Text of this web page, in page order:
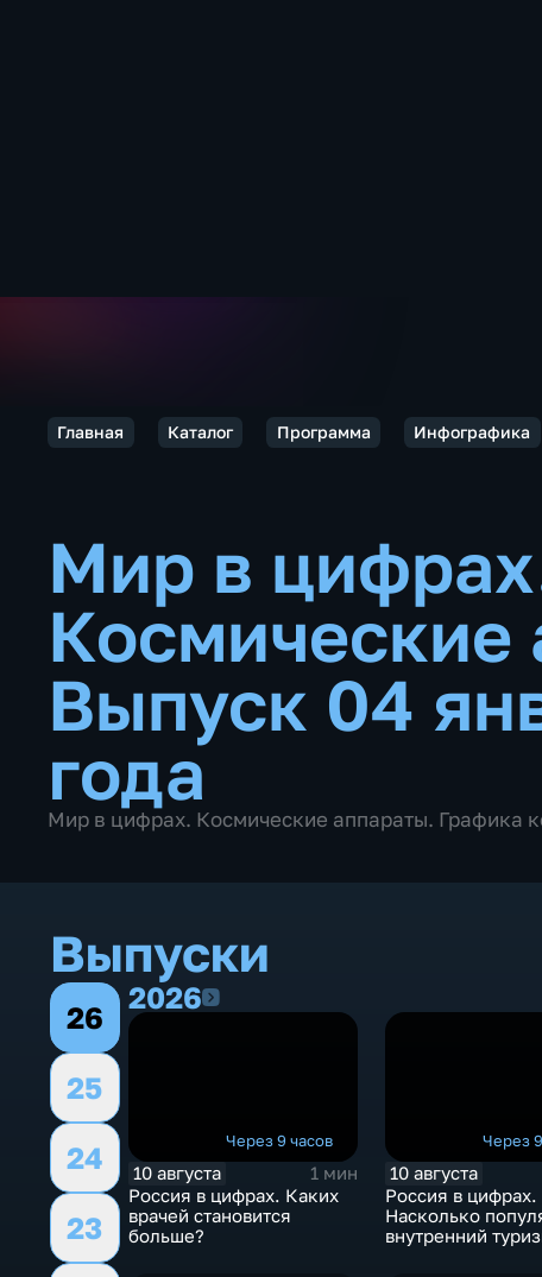
Главная Каталог Программа Инфографика
Мир в
Космические
Выпуск 04
года
Мир в цифрах. Космические аппараты. Графика
Выпуски
26
25
24
23
20262026
Через 9 часов
10 августа
1 мин
Россия в цифрах. Каких
врачей становится
больше?
Через
10 августа
Россия в цифрах.
Насколько
внутренний